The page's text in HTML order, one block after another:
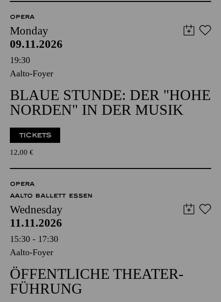
OPERA
Monday
09.11.2026
19:30
Aalto-Foyer
BLAUE STUNDE: DER "HOHE
NORDEN" IN DER MUSIK
TICKETS
12,00 €
OPERA
AALTO BALLETT ESSEN
Wednesday
11.11.2026
15:30 - 17:30
Aalto-Foyer
ÖFFENTLICHE THEATER­
FÜHRUNG